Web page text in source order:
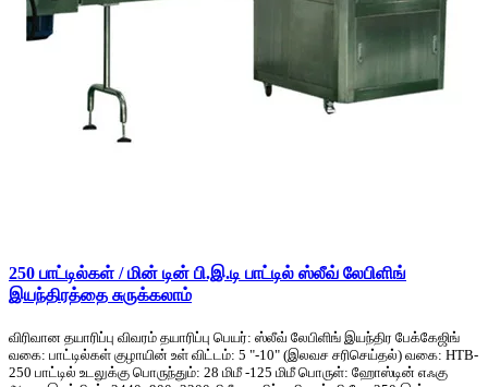
250 பாட்டில்கள் / மின் டின் பி.இ.டி பாட்டில் ஸ்லீவ் லேபிளிங்
இயந்திரத்தை சுருக்கலாம்
விரிவான தயாரிப்பு விவரம் தயாரிப்பு பெயர்: ஸ்லீவ் லேபிளிங் இயந்திர பேக்கேஜிங்
வகை: பாட்டில்கள் குழாயின் உள் விட்டம்: 5 "-10" (இலவச சரிசெய்தல்) வகை: HTB-
250 பாட்டில் உடலுக்கு பொருந்தும்: 28 மிமீ -125 மிமீ பொருள்: ஹோஸ்டின் எஃகு